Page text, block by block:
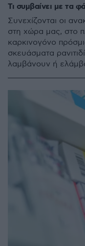
Τι συμβαίνει με τα
Συνεχίζονται οι
στη χώρα μας, στο
καρκινογόνο
σκευάσματα
λαμβάνουν ή